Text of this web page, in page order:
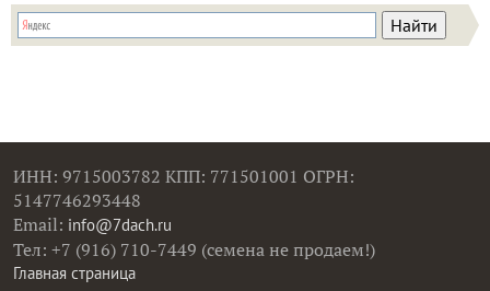
ИНН: 9715003782 КПП: 771501001 ОГРН:
5147746293448
Email: info@7dach.ru
Тел: +7 (916) 710-7449 (семена не продаем!)
Главная страница